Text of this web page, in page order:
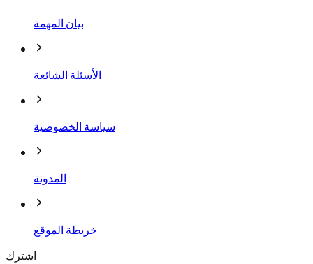
بيان المهمة
الأسئلة الشائعة
سياسة الخصوصية
المدونة
خريطة الموقع
اشترك